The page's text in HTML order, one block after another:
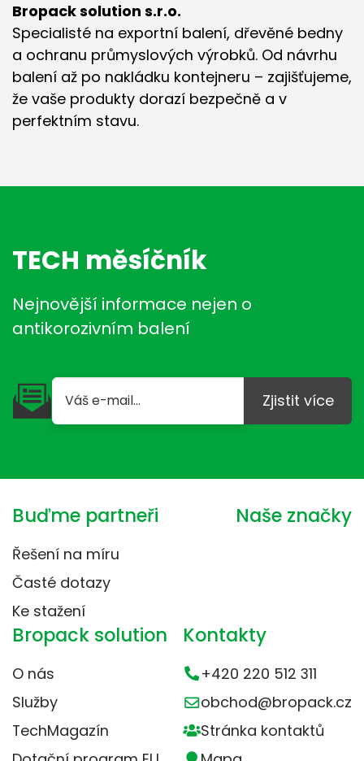
Bropack solution s.r.o.
Specialisté na exportní balení, dřevěné bedny
a ochranu průmyslových výrobků. Od návrhu
balení až po nakládku kontejneru – zajišťujeme,
že vaše produkty dorazí bezpečně a v
perfektním stavu.
TECH měsíčník
Nejnovější informace nejen o
antikorozivním balení
Zjistit více
Buďme partneři
Řešení na míru
Časté dotazy
Ke stažení
Naše značky
Bropack solution
O nás
Služby
TechMagazín
Kontakty
+420 220 512 311
obchod@bropack.cz
Stránka kontaktů